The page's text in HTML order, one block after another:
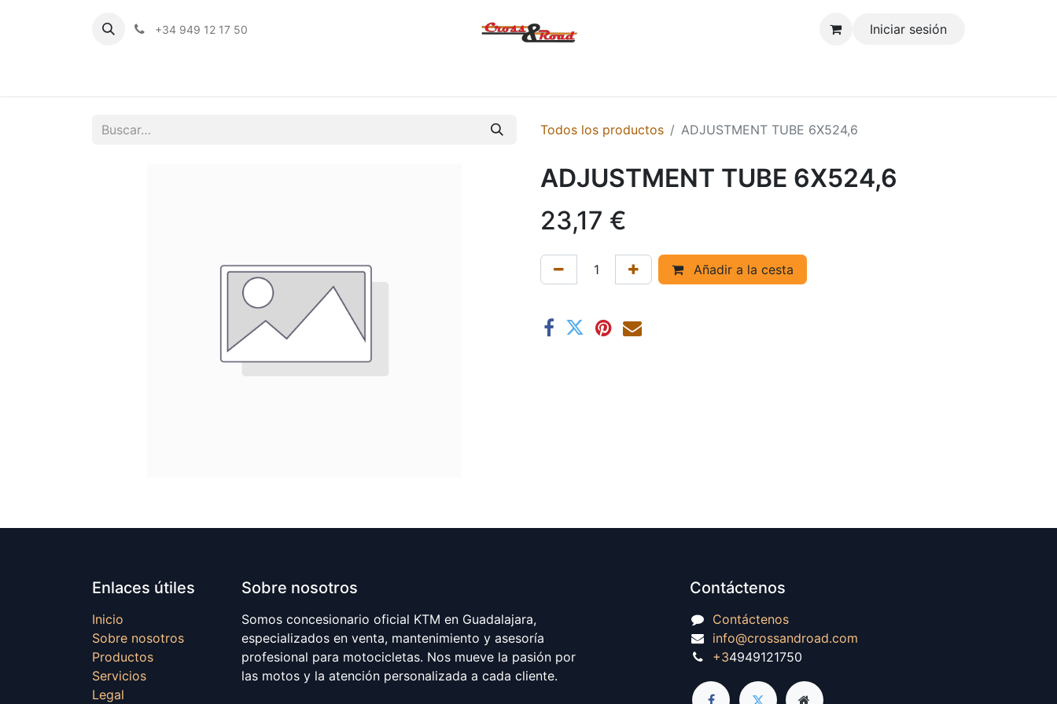
+34 949 12 17 50 Iniciar sesión
Todos los productos ADJUSTMENT TUBE 6X524,6
ADJUSTMENT TUBE 6X524,6
23,17 €
Añadir a la cesta
Enlaces útiles
Inicio
Sobre nosotros
Productos
Servicios
Legal
Sobre nosotros
Somos concesionario oficial KTM en Guadalajara,
especializados en venta, mantenimiento y asesoría
profesional para motocicletas. Nos mueve la pasión por
las motos y la atención personalizada a cada cliente.
Contáctenos
Contáctenos
info@crossandroad.com
+34949121750